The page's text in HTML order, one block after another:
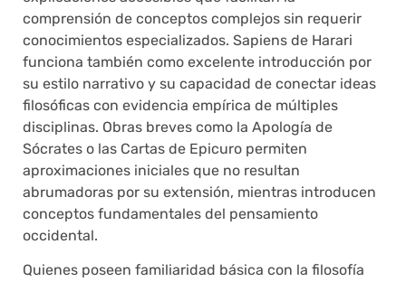
comprensión de conceptos complejos sin requerir
conocimientos especializados. Sapiens de Harari
funciona también como excelente introducción por
su estilo narrativo y su capacidad de conectar ideas
filosóficas con evidencia empírica de múltiples
disciplinas. Obras breves como la Apología de
Sócrates o las Cartas de Epicuro permiten
aproximaciones iniciales que no resultan
abrumadoras por su extensión, mientras introducen
conceptos fundamentales del pensamiento
occidental.
Quienes poseen familiaridad básica con la filosofía